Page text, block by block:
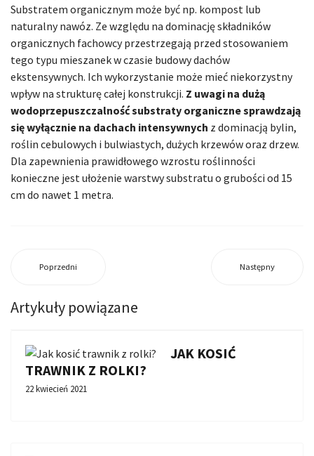
Substratem organicznym może być np. kompost lub
naturalny nawóz. Ze względu na dominację składników
organicznych fachowcy przestrzegają przed stosowaniem
tego typu mieszanek w czasie budowy dachów
ekstensywnych. Ich wykorzystanie może mieć niekorzystny
wpływ na strukturę całej konstrukcji. Z uwagi na dużą
wodoprzepuszczalność substraty organiczne sprawdzają
się wyłącznie na dachach intensywnych z dominacją bylin,
roślin cebulowych i bulwiastych, dużych krzewów oraz drzew.
Dla zapewnienia prawidłowego wzrostu roślinności
konieczne jest ułożenie warstwy substratu o grubości od 15
cm do nawet 1 metra.
Poprzedni Następny
Artykuły powiązane
JAK KOSIĆ
TRAWNIK Z ROLKI?
22 kwiecień 2021